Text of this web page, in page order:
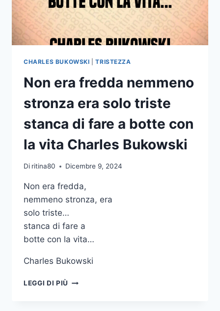
TRISTI
FROMM
CHARLES BUKOWSKI |TRISTEZZA
Non era fredda nemmeno
stronza era solo triste
stanca di fare a botte con
la vita Charles Bukowski
Di ritina80 Dicembre 9, 2024
Non era fredda,
nemmeno stronza, era
solo triste…
stanca di fare a
botte con la vita…
Charles Bukowski
LEGGI DI PIÙ NON